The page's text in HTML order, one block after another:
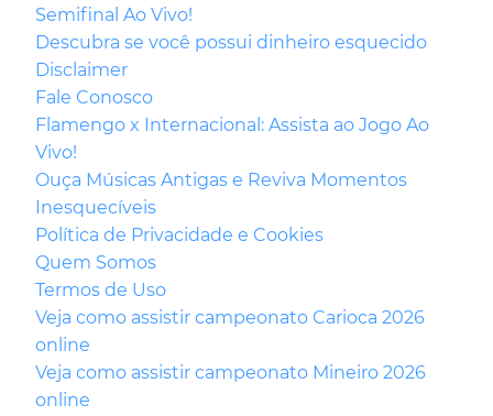
Semifinal Ao Vivo!
Descubra se você possui dinheiro esquecido
Disclaimer
Fale Conosco
Flamengo x Internacional: Assista ao Jogo Ao
Vivo!
Ouça Músicas Antigas e Reviva Momentos
Inesquecíveis
Política de Privacidade e Cookies
Quem Somos
Termos de Uso
Veja como assistir campeonato Carioca 2026
online
Veja como assistir campeonato Mineiro 2026
online